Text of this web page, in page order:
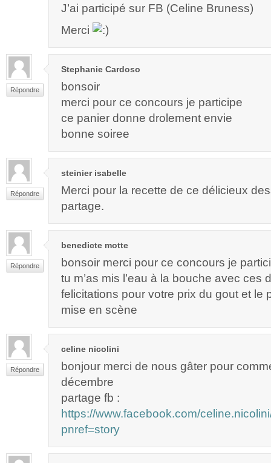
J’ai participé sur FB (Celine Bruness)
Merci
Répondre
Stephanie Cardoso
bonsoir
merci pour ce concours je participe
ce panier donne drolement envie
bonne soiree
Répondre
steinier isabelle
Merci pour la recette de ce délicieux
partage.
Répondre
benedicte motte
bonsoir merci pour ce concours je
tu m’as mis l’eau à la bouche avec ces
felicitations pour votre prix du gout et le
mise en scène
Répondre
celine nicolini
bonjour merci de nous gâter pour
décembre
partage fb :
https://www.facebook.com/
pnref=story